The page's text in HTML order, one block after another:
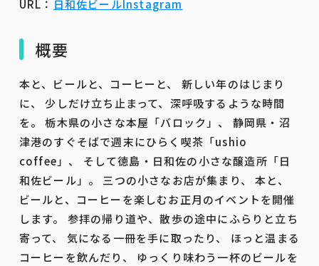
URL： 日和佐ビールInstagram
概要
本と、ビールと、コーヒーと、 新しい年のはじまり
に、 少しだけ立ち止まって、深呼吸するような時間
を。 栃木県の小さな本屋「バロック」、 静岡県・沼
津港のすぐそばで週末にひらく喫茶「ushio
coffee」、 そして徳島・日和佐の小さな醸造所「日
和佐ビール」。 三つの小さなお店が集まり、 本と、
ビールと、コーヒーを楽しむお正月のイベントを開催
します。 参拝の帰り道や、散歩の途中にふらりと立ち
寄って、 気になる一冊を手に取ったり、 ほっと温まる
コーヒーを飲んだり、 ゆっくり味わう一杯のビールを